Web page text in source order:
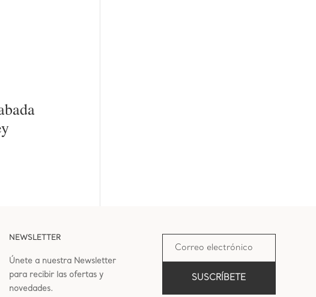
NEWSLETTER
Únete a nuestra Newsletter
para recibir las ofertas y
novedades.
SUSCRÍBETE